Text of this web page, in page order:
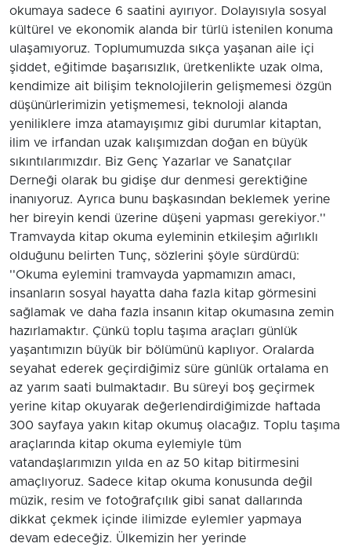
okumaya sadece 6 saatini ayırıyor. Dolayısıyla sosyal
kültürel ve ekonomik alanda bir türlü istenilen konuma
ulaşamıyoruz. Toplumumuzda sıkça yaşanan aile içi
şiddet, eğitimde başarısızlık, üretkenlikte uzak olma,
kendimize ait bilişim teknolojilerin gelişmemesi özgün
düşünürlerimizin yetişmemesi, teknoloji alanda
yeniliklere imza atamayışımız gibi durumlar kitaptan,
ilim ve irfandan uzak kalışımızdan doğan en büyük
sıkıntılarımızdır. Biz Genç Yazarlar ve Sanatçılar
Derneği olarak bu gidişe dur denmesi gerektiğine
inanıyoruz. Ayrıca bunu başkasından beklemek yerine
her bireyin kendi üzerine düşeni yapması gerekiyor.''
Tramvayda kitap okuma eyleminin etkileşim ağırlıklı
olduğunu belirten Tunç, sözlerini şöyle sürdürdü:
''Okuma eylemini tramvayda yapmamızın amacı,
insanların sosyal hayatta daha fazla kitap görmesini
sağlamak ve daha fazla insanın kitap okumasına zemin
hazırlamaktır. Çünkü toplu taşıma araçları günlük
yaşantımızın büyük bir bölümünü kaplıyor. Oralarda
seyahat ederek geçirdiğimiz süre günlük ortalama en
az yarım saati bulmaktadır. Bu süreyi boş geçirmek
yerine kitap okuyarak değerlendirdiğimizde haftada
300 sayfaya yakın kitap okumuş olacağız. Toplu taşıma
araçlarında kitap okuma eylemiyle tüm
vatandaşlarımızın yılda en az 50 kitap bitirmesini
amaçlıyoruz. Sadece kitap okuma konusunda değil
müzik, resim ve fotoğrafçılık gibi sanat dallarında
dikkat çekmek içinde ilimizde eylemler yapmaya
devam edeceğiz. Ülkemizin her yerinde